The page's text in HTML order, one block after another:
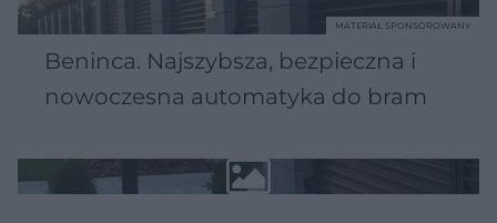
Beninca. Najszybsza, bezpieczna i
nowoczesna automatyka do bram
MATERIAŁ SPONSOROWANY